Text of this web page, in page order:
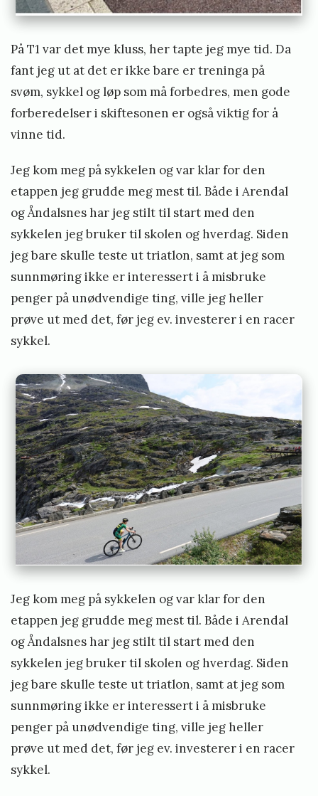
På T1 var det mye kluss, her tapte jeg mye tid. Da
fant jeg ut at det er ikke bare er treninga på
svøm, sykkel og løp som må forbedres, men gode
forberedelser i skiftesonen er også viktig for å
vinne tid.
Jeg kom meg på sykkelen og var klar for den
etappen jeg grudde meg mest til. Både i Arendal
og Åndalsnes har jeg stilt til start med den
sykkelen jeg bruker til skolen og hverdag. Siden
jeg bare skulle teste ut triatlon, samt at jeg som
sunnmøring ikke er interessert i å misbruke
penger på unødvendige ting, ville jeg heller
prøve ut med det, før jeg ev. investerer i en racer
sykkel.
Jeg kom meg på sykkelen og var klar for den
etappen jeg grudde meg mest til. Både i Arendal
og Åndalsnes har jeg stilt til start med den
sykkelen jeg bruker til skolen og hverdag. Siden
jeg bare skulle teste ut triatlon, samt at jeg som
sunnmøring ikke er interessert i å misbruke
penger på unødvendige ting, ville jeg heller
prøve ut med det, før jeg ev. investerer i en racer
sykkel.